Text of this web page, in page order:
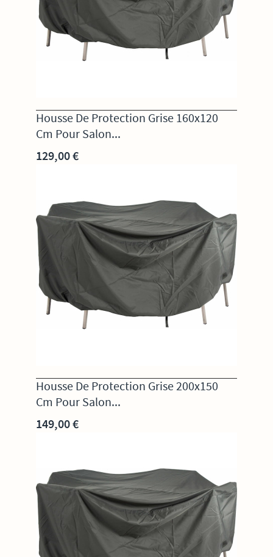
Housse De Protection Grise 160x120
Cm Pour Salon...
129,00 €
Housse De Protection Grise 200x150
Cm Pour Salon...
149,00 €